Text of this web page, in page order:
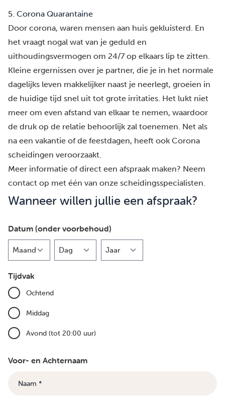
5. Corona Quarantaine
Door corona, waren mensen aan huis gekluisterd. En
het vraagt nogal wat van je geduld en
uithoudingsvermogen om 24/7 op elkaars lip te zitten.
Kleine ergernissen over je partner, die je in het normale
dagelijks leven makkelijker naast je neerlegt, groeien in
de huidige tijd snel uit tot grote irritaties. Het lukt niet
meer om even afstand van elkaar te nemen, waardoor
de druk op de relatie behoorlijk zal toenemen. Net als
na een vakantie of de feestdagen, heeft ook Corona
scheidingen veroorzaakt.
Meer informatie of direct een afspraak maken? Neem
contact op met één van onze scheidingsspecialisten.
Wanneer willen jullie een afspraak?
Datum (onder voorbehoud)
Tijdvak
Ochtend
Middag
Avond (tot 20:00 uur)
Voor- en Achternaam